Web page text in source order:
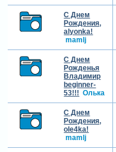
С Днем
Рождения,
alyonka!
mamlj
С Днем
Рожденья
Владимир
beginner-
53!!! Олька
С Днем
Рождения,
ole4ka!
mamlj